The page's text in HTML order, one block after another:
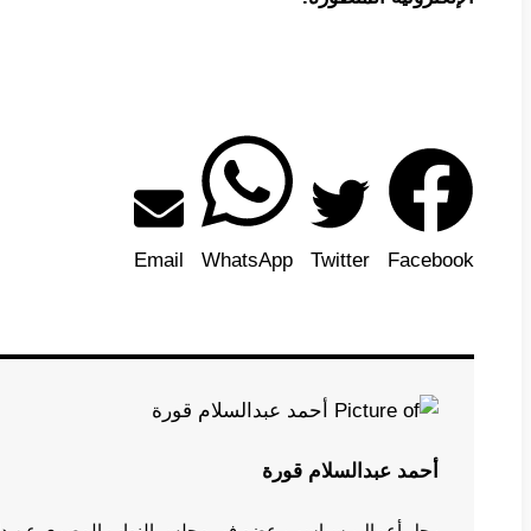
Facebook
Twitter
WhatsApp
Email
أحمد عبدالسلام قورة